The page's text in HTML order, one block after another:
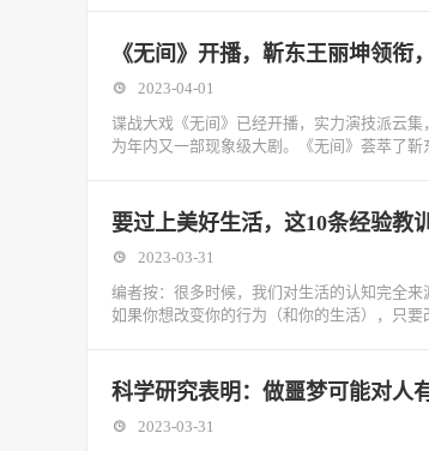
《无间》开播，靳东王丽坤领衔
2023-04-01
谍战大戏《无间》已经开播，实力演技派云
为年内又一部现象级大剧。《无间》荟萃了靳
要过上美好生活，这10条经验教
2023-03-31
编者按：很多时候，我们对生活的认知完全
如果你想改变你的行为（和你的生活），只要
科学研究表明：做噩梦可能对人
2023-03-31